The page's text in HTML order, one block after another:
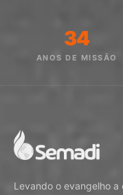
34
ANOS DE MISSÃO
Levando o evangelho